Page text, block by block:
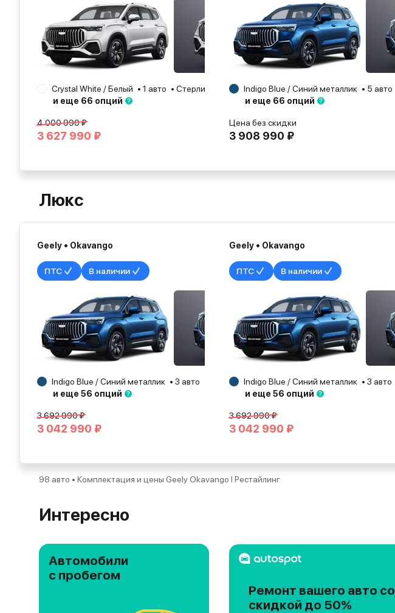
Crystal White / Белый 1 авто Стерлитамак
2026
и еще 66 опций
4 000 990 ₽
3 627 990 ₽
Indigo Blue / Синий металлик 5 авто
и еще 66 опций
Цена без скидки
3 908 990 ₽
Люкс
Geely • Okavango
ПТС В наличии
Indigo Blue / Синий металлик 3 авто Казань
2024
и еще 56 опций
3 692 990 ₽
3 042 990 ₽
Geely • Okavango
ПТС В наличии
Indigo Blue / Синий металлик 3 авто
и еще 56 опций
3 692 990 ₽
3 042 990 ₽
98 авто • Комплектация и цены Geely Okavango I Рестайлинг
Интересно
Автомобили
с пробегом
Ремонт вашего авто со
скидкой до 50%